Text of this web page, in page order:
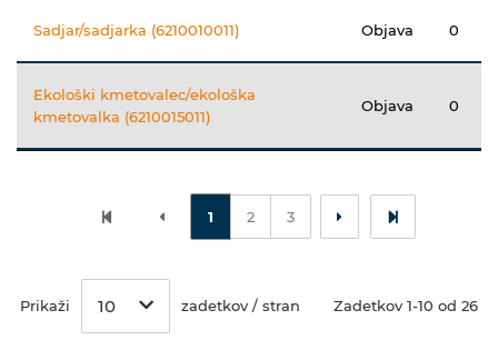
Sadjar/sadjarka (6210010011) Objava 0
Ekološki kmetovalec/ekološka
kmetovalka (6210015011)
Objava 0
1 2 3
Prikaži 10 zadetkov / stran Zadetkov 1-10 od 26